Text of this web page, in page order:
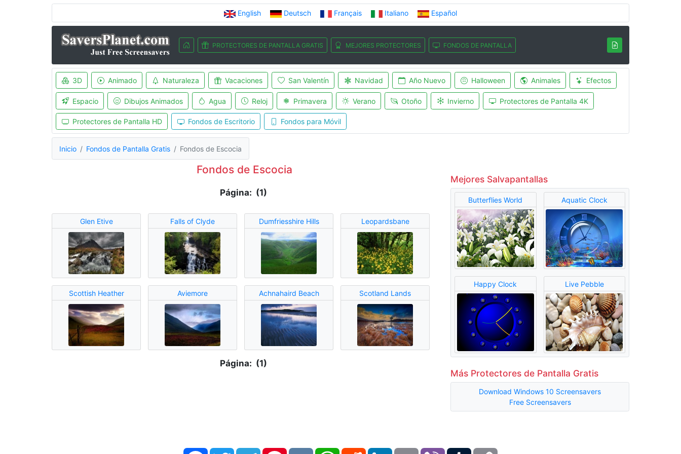
English Deutsch Français Italiano Español
PROTECTORES DE PANTALLA GRATIS MEJORES PROTECTORES FONDOS DE PANTALLA
3D Animado Naturaleza Vacaciones San Valentín Navidad Año Nuevo Halloween Animales Efectos
Espacio Dibujos Animados Agua Reloj Primavera Verano Otoño Invierno Protectores de Pantalla 4K
Protectores de Pantalla HD Fondos de Escritorio Fondos para Móvil
Inicio Fondos de Pantalla Gratis Fondos de Escocia
Fondos de Escocia
Página: (1)
Glen Etive Falls of Clyde Dumfriesshire Hills Leopardsbane
Scottish Heather Aviemore Achnahaird Beach Scotland Lands
Página: (1)
Mejores Salvapantallas
Butterflies World Aquatic Clock
Happy Clock Live Pebble
Más Protectores de Pantalla Gratis
Download Windows 10 Screensavers
Free Screensavers